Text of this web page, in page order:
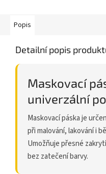
Popis
Detailní popis
Maskovací
univerzální
Maskovací páska je
při malování, lakování i
Umožňuje přesné
bez zatečení barvy.